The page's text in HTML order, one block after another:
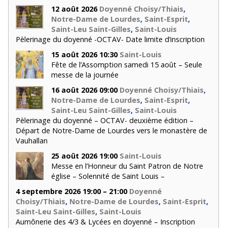
12 août 2026 Doyenné Choisy/Thiais,
Notre-Dame de Lourdes, Saint-Esprit,
Saint-Leu Saint-Gilles, Saint-Louis
Pèlerinage du doyenné -OCTAV- Date limite d’inscription
15 août 2026 10:30 Saint-Louis
Fête de l’Assomption samedi 15 août – Seule
messe de la journée
16 août 2026 09:00 Doyenné Choisy/Thiais,
Notre-Dame de Lourdes, Saint-Esprit,
Saint-Leu Saint-Gilles, Saint-Louis
Pèlerinage du doyenné – OCTAV- deuxième édition –
Départ de Notre-Dame de Lourdes vers le monastère de
Vauhallan
25 août 2026 19:00 Saint-Louis
Messe en l’Honneur du Saint Patron de Notre
église – Solennité de Saint Louis –
4 septembre 2026 19:00 – 21:00 Doyenné
Choisy/Thiais, Notre-Dame de Lourdes, Saint-Esprit,
Saint-Leu Saint-Gilles, Saint-Louis
Aumônerie des 4/3 & Lycées en doyenné – Inscription